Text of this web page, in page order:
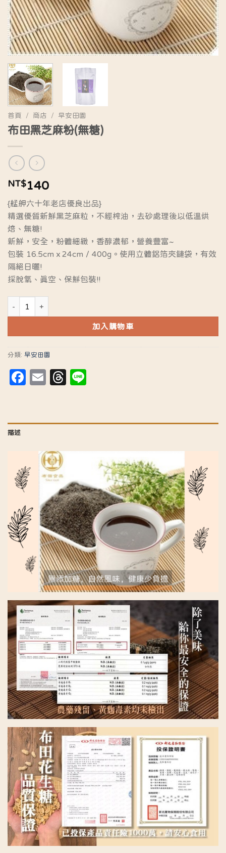
首頁 / 商店 / 早安田園
布田黑芝麻粉(無糖)
NT$140
{艋舺六十年老店優良出品}
精選優質新鮮黑芝麻粒，不經榨油，去砂處理後以低溫烘
焙、無糖!
新鮮，安全，粉體細緻，香醇濃郁，營養豐富~
包裝 16.5cmｘ24cm / 400g。使用立體鋁箔夾鏈袋，有效
隔絕日曬!
採脫氧、真空、保鮮包裝!!
加入購物車
分類: 早安田園
Facebook
EmailThreads
描述